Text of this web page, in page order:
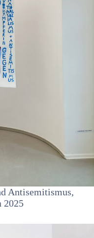
Antisemitismus,
2025